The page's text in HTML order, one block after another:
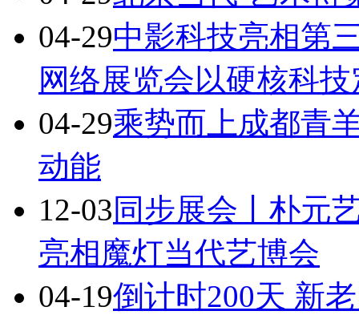
04-29中影科技亮相第
网络展览会以硬核科
04-29乘势而上成都青
动能
12-03同步展会丨朴元
亮相魔灯当代艺博会
04-19倒计时200天 新